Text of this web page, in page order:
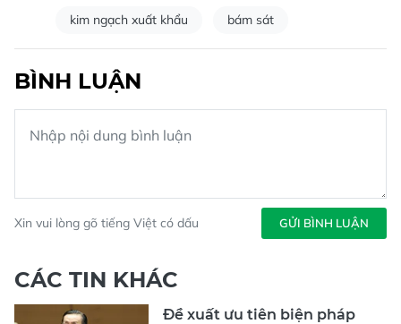
kim ngạch xuất khẩu bám sát
BÌNH LUẬN
Xin vui lòng gõ tiếng Việt có dấu GỬI BÌNH LUẬN
CÁC TIN KHÁC
Đề xuất ưu tiên biện pháp